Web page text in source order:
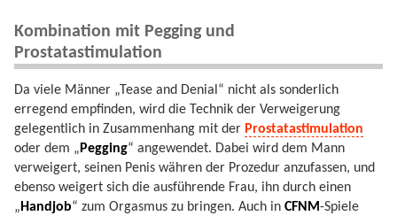
Kombination mit Pegging und
Prostatastimulation
Da viele Männer „Tease and Denial“ nicht als sonderlich
erregend empfinden, wird die Technik der Verweigerung
gelegentlich in Zusammenhang mit der Prostatastimulation
oder dem „ Pegging“ angewendet. Dabei wird dem Mann
verweigert, seinen Penis währen der Prozedur anzufassen, und
ebenso weigert sich die ausführende Frau, ihn durch einen
„ Handjob“ zum Orgasmus zu bringen. Auch in CFNM-Spiele